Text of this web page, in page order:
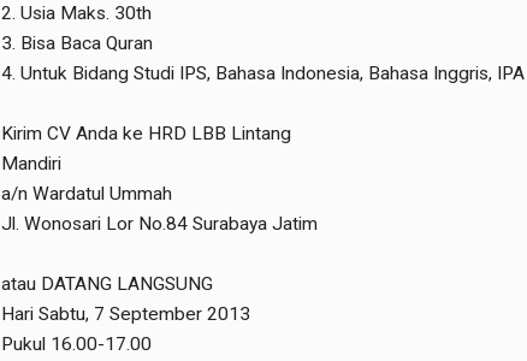
2. Usia Maks. 30th
3. Bisa Baca Quran
4. Untuk Bidang Studi IPS, Bahasa Indonesia, Bahasa Inggris, IPA
Kirim CV Anda ke HRD LBB Lintang
Mandiri
a/n Wardatul Ummah
Jl. Wonosari Lor No.84 Surabaya Jatim
atau DATANG LANGSUNG
Hari Sabtu, 7 September 2013
Pukul 16.00-17.00